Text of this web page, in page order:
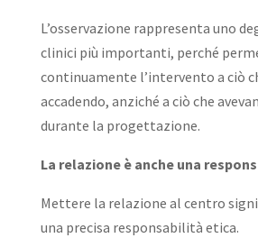
L’osservazione rappresenta uno
clinici più importanti, perché
continuamente l’intervento a ciò
accadendo, anziché a ciò che
durante la progettazione.
La relazione è anche una
Mettere la relazione al centro
una precisa responsabilità etica.